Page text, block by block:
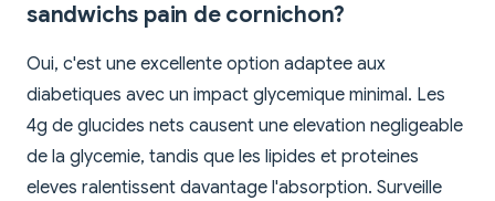
sandwichs pain de cornichon?
Oui, c'est une excellente option adaptee aux
diabetiques avec un impact glycemique minimal. Les
4g de glucides nets causent une elevation negligeable
de la glycemie, tandis que les lipides et proteines
eleves ralentissent davantage l'absorption. Surveille